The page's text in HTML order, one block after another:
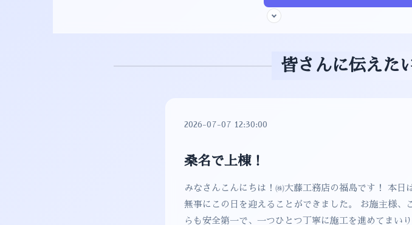
皆さんに伝えた
2026-07-07 12:30:00
桑名で上棟！
みなさんこんにちは！㈱大藤工務店の福島です！ 本日
無事にこの日を迎えることができました。 お施主様
らも安全第一で、一つひとつ丁寧に施工を進めてまいり